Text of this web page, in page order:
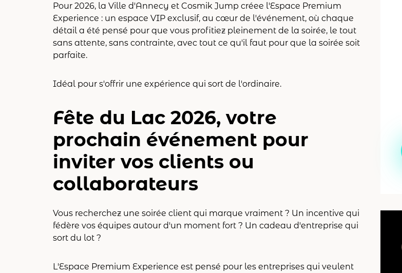
Pour 2026, la Ville d'Annecy et Cosmik Jump créee l'Espace Premium
Experience : un espace VIP exclusif, au cœur de l'événement, où chaque
détail a été pensé pour que vous profitiez pleinement de la soirée, le tout
sans attente, sans contrainte, avec tout ce qu'il faut pour que la soirée soit
parfaite.
Idéal pour s'offrir une expérience qui sort de l'ordinaire.
Fête du Lac 2026, votre
prochain événement pour
inviter vos clients ou
collaborateurs
Vous recherchez une soirée client qui marque vraiment ? Un incentive qui
fédère vos équipes autour d'un moment fort ? Un cadeau d'entreprise qui
sort du lot ?
L'Espace Premium Experience est pensé pour les entreprises qui veulent